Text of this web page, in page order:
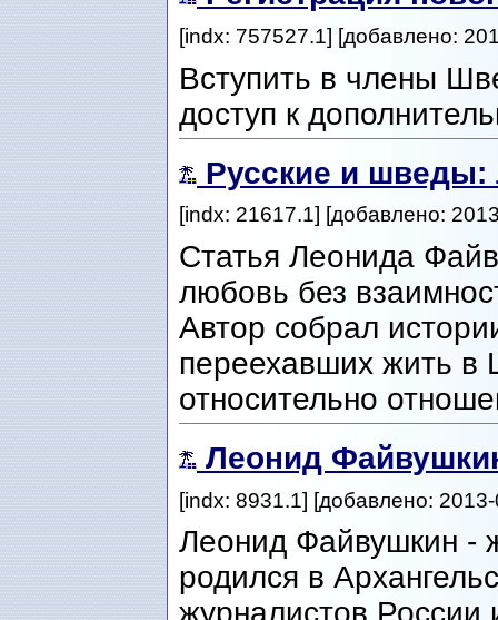
[indx: 757527.1] [добавлено:
Вступить в члены
доступ к
Русские и шведы:
[indx: 21617.1] [добавлено:
Статья Леонида
любовь без
Автор собрал
переехавших жить
относительно
Леонид
[indx: 8931.1] [добавлено:
Леонид Файвушкин -
родился в